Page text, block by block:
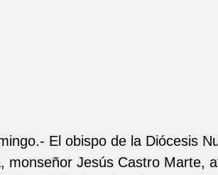
El obispo de la Diócesis
monseñor Jesús Castro Marte,